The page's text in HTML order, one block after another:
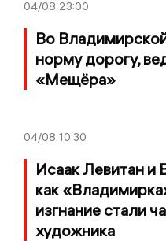
04/08 23:00
Во
норму дорогу,
«Мещёра»
04/08 10:30
Исаак Левитан и
как
изгнание стали
художника